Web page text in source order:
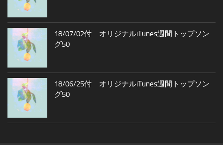
18/07/02付 オリジナルiTunes週間トップソン
グ50
18/06/25付 オリジナルiTunes週間トップソン
グ50